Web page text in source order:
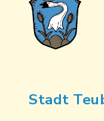
Stadt